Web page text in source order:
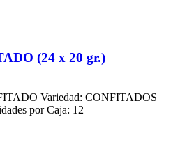
(24 x 20 gr.)
Variedad: CONFITADOS
por Caja: 12